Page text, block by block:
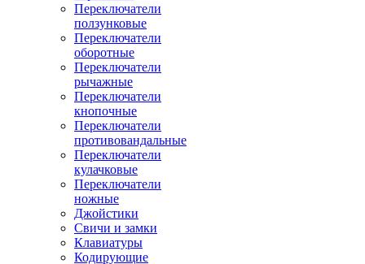
Переключатели
ползунковые
Переключатели
оборотные
Переключатели
рычажные
Переключатели
кнопочные
Переключатели
противовандальные
Переключатели
кулачковые
Переключатели
ножные
Джойстики
Свичи и замки
Клавиатуры
Кодирующие